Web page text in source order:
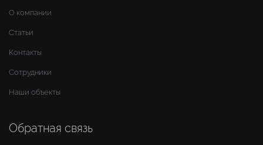
О компании
Статьи
Контакты
Сотрудники
Наши объекты
Обратная связь